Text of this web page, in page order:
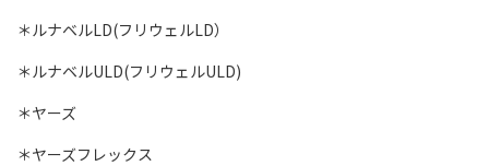
＊ルナベルLD(フリウェルLD）
＊ルナベルULD(フリウェルULD)
＊ヤーズ
＊ヤーズフレックス